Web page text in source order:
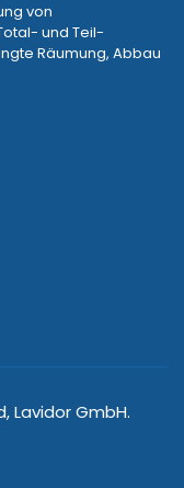
von
und Teil-
Räumung, Abbau
Lavidor GmbH.